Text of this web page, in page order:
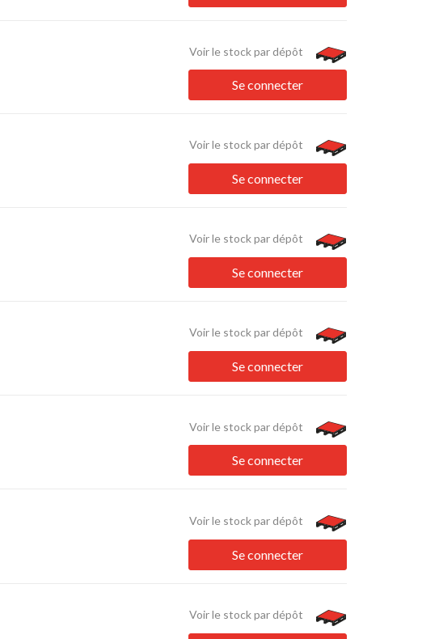
Voir le stock par dépôt
Se connecter
Voir le stock par dépôt
Se connecter
Voir le stock par dépôt
Se connecter
Voir le stock par dépôt
Se connecter
Voir le stock par dépôt
Se connecter
Voir le stock par dépôt
Se connecter
Voir le stock par dépôt